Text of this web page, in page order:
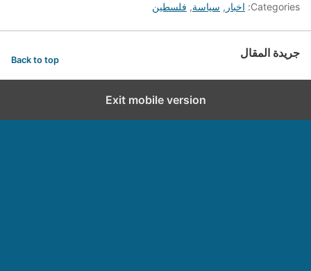
Categories: اخبار , سياسة, فلسطين
جريدة المقال Back to top
Exit mobile version